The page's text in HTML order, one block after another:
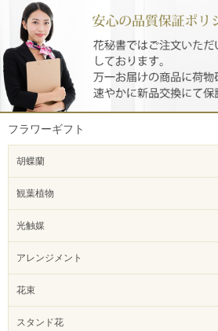
フラワーギフト
胡蝶蘭
観葉植物
光触媒
アレンジメント
花束
スタンド花